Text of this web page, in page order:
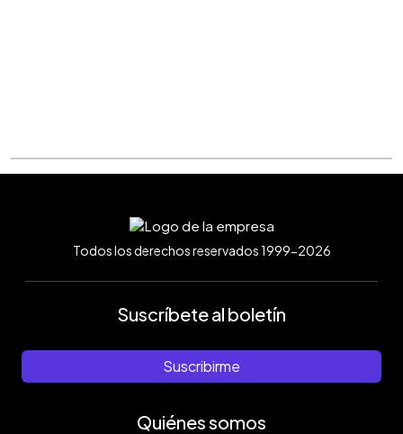
Todos los derechos reservados 1999-2026
Suscríbete al boletín
Suscribirme
Quiénes somos